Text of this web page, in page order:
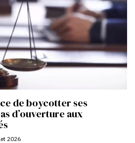
de boycotter ses
d’ouverture aux
2026